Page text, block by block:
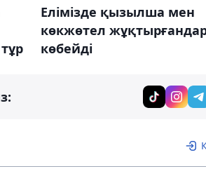
Елімізде қызылша мен
көкжөтел
көбейді